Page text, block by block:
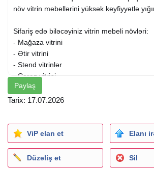
növ vitrin mebellərini yüksək keyfiyyətlə
Sifariş edə biləcəyiniz vitrin mebeli növləri:
- Mağaza vitrini
- Ətir vitrini
- Stend vitrinlər
- Çərəz vitrini
- Şərab evi vitrini
xidmətinizdəyik.
Paylaş
Tarix: 17.07.2026
ViP elan et Elanı
Düzəliş et Sil